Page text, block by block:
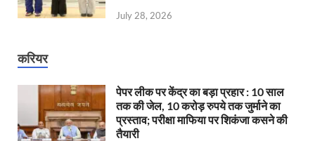
July 28, 2026
करियर
पेपर लीक पर केंद्र का बड़ा प्रहार : 10 साल
तक की जेल, 10 करोड़ रुपये तक जुर्माने का
प्रस्ताव; परीक्षा माफिया पर शिकंजा कसने की
तैयारी